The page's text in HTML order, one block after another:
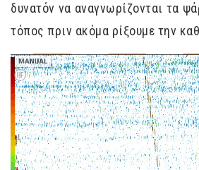
δυνατόν να αναγνωρίζονται τα
τόπος πριν ακόμα ρίξουμε την